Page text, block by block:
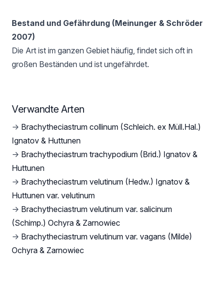
Bestand und Gefährdung (Meinunger & Schröder
2007)
Die Art ist im ganzen Gebiet häufig, findet sich oft in
großen Beständen und ist ungefährdet.
Verwandte Arten
→ Brachytheciastrum collinum (Schleich. ex Müll.Hal.)
Ignatov & Huttunen
→ Brachytheciastrum trachypodium (Brid.) Ignatov &
Huttunen
→ Brachytheciastrum velutinum (Hedw.) Ignatov &
Huttunen var. velutinum
→ Brachytheciastrum velutinum var. salicinum
(Schimp.) Ochyra & Zarnowiec
→ Brachytheciastrum velutinum var. vagans (Milde)
Ochyra & Zarnowiec